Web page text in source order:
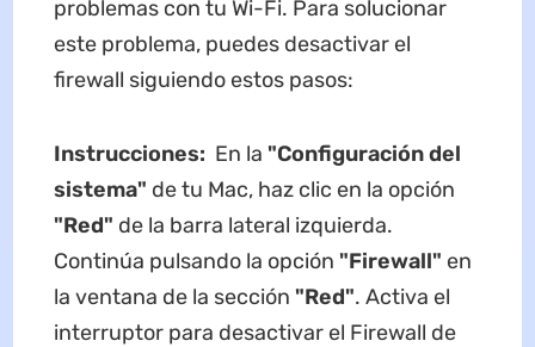
problemas con tu Wi-Fi. Para solucionar
este problema, puedes desactivar el
firewall siguiendo estos pasos:
Instrucciones: En la "Configuración del
sistema" de tu Mac, haz clic en la opción
"Red" de la barra lateral izquierda.
Continúa pulsando la opción "Firewall" en
la ventana de la sección "Red". Activa el
interruptor para desactivar el Firewall de